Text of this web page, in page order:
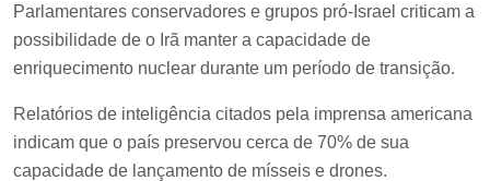
Parlamentares conservadores e grupos pró-Israel criticam a
possibilidade de o Irã manter a capacidade de
enriquecimento nuclear durante um período de transição.
Relatórios de inteligência citados pela imprensa americana
indicam que o país preservou cerca de 70% de sua
capacidade de lançamento de mísseis e drones.